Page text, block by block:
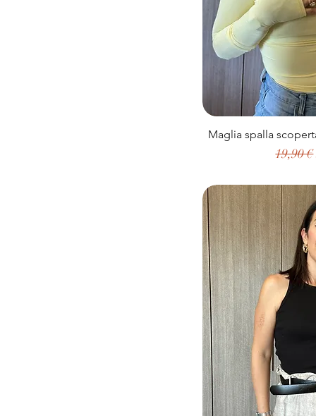
Maglia spalla
Prezzo
19,90 €